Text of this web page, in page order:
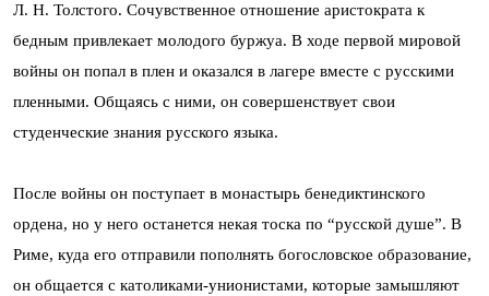
Л. Н. Толстого. Сочувственное отношение аристократа к
бедным привлекает молодого буржуа. В ходе первой мировой
войны он попал в плен и оказался в лагере вместе с русскими
пленными. Общаясь с ними, он совершенствует свои
студенческие знания русского языка.
После войны он поступает в монастырь бенедиктинского
ордена, но у него останется некая тоска по “русской душе”. В
Риме, куда его отправили пополнять богословское образование,
он общается с католиками-унионистами, которые замышляют